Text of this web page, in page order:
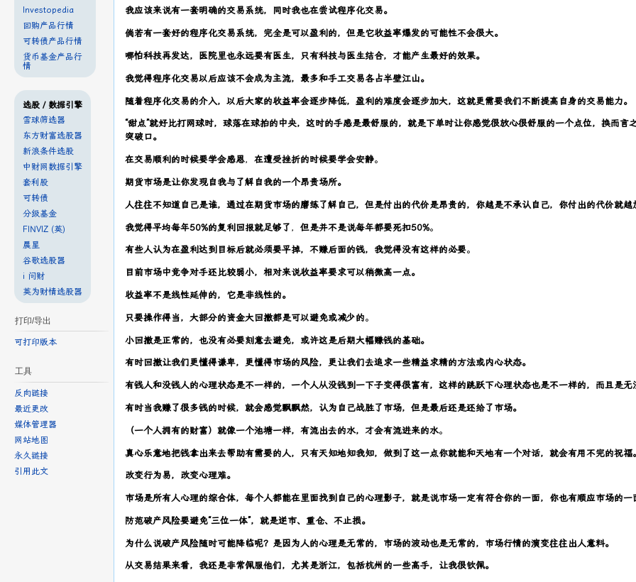
我应该来说有一套明确的交易系统，同时我也在尝试程序化交易。
倘若有一套好的程序化交易系统，完全是可以盈利的，但是它收益率爆发的可能性不会很大。
哪怕科技再发达，医院里也永远要有医生，只有科技与医生结合，才能产生最好的效果。
我觉得程序化交易以后应该不会成为主流，最多和手工交易各占半壁江山。
随着程序化交易的介入，以后大家的收益率会逐步降低，盈利的难度会逐步加大，这就更需要我们不断提高自身的交易能力。
“甜点”就好比打网球时，球落在球拍的中央，这时的手感是最舒服的，就是下单时让你感觉很放心很舒服的一个点位，换而
突破口。
在交易顺利的时候要学会感恩， 在遭受挫折的时候要学会安静。
期货市场是让你发现自我与了解自我的一个昂贵场所。
人往往不知道自己是谁，通过在期货市场的磨练了解自己，但是付出的代价是昂贵的，你越是不承认自己，你付出的代价就越
我觉得平均每年50%的复利回报就足够了 ， 但是并不是说每年都要死扣50%。
有些人认为在盈利达到目标后就必须要平掉，不赚后面的钱，我觉得没有这样的必要。
目前市场中竞争对手还比较弱小，相对来说收益率要求可以稍微高一点。
收益率不是线性延伸的，它是非线性的。
只要操作得当，大部分的资金大回撤都是可以避免或减少的。
小回撤是正常的，也没有必要刻意去避免，或许这是后期大幅赚钱的基础。
有时回撤让我们更懂得谦卑，更懂得市场的风险，更让我们去追求一些精益求精的方法或内心状态。
有钱人和没钱人的心理状态是不一样的，一个人从没钱到一下子变得很富有，这样的跳跃下心理状态也是不一样的，而且是无
有时当我赚了很多钱的时候，就会感觉飘飘然，认为自己战胜了市场，但是最后还是还给了市场。
（一个人拥有的财富）就像一个池塘一样，有流出去的水，才会有流进来的水。
真心乐意地把钱拿出来去帮助有需要的人，只有天知地知我知，做到了这一点你就能和天地有一个对话，就会有用不完的祝福。
改变行为易，改变心理难。
市场是所有人心理的综合体，每个人都能在里面找到自己的心理影子，就是说市场一定有符合你的一面，你也有顺应市场的一
防范破产风险要避免“三位一体”，就是逆市、重仓、不止损。
为什么说破产风险随时可能降临呢？是因为人的心理是无常的，市场的波动也是无常的，市场行情的演变往往出人意料。
从交易结果来看，我还是非常佩服他们，尤其是浙江，包括杭州的一些高手，让我很钦佩。
Investopedia
回购产品行情
可转债产品行情
货币基金产品行
情
选股 / 数据引擎
雪球筛选器
东方财富选股器
新浪条件选股
中财网数据引擎
套利股
可转债
分级基金
FINVIZ (英)
晨星
谷歌选股器
i 问财
英为财情选股器
打印/导出
可打印版本
工具
反向链接
最近更改
媒体管理器
网站地图
永久链接
引用此文